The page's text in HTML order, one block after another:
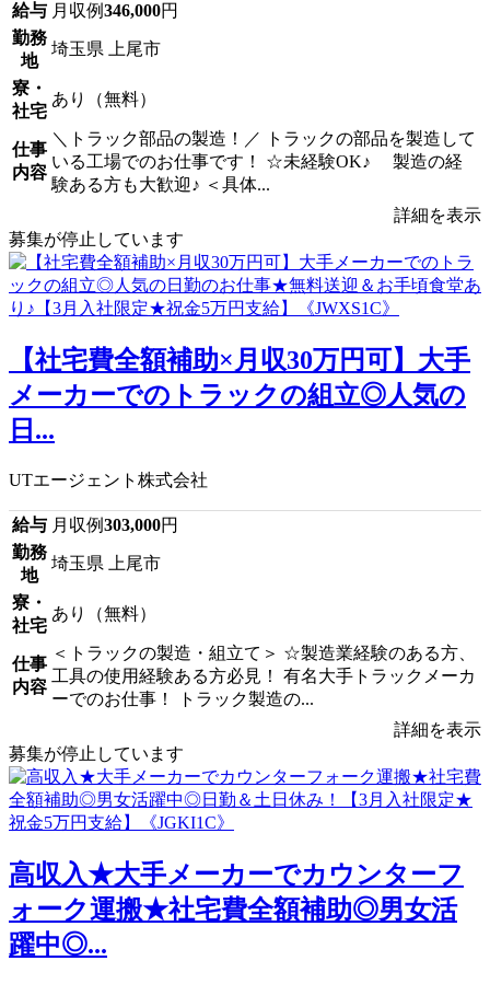
給与 月収例346,000円
勤務
地
埼玉県 上尾市
寮・
社宅
あり（無料）
仕事
内容
＼トラック部品の製造！／ トラックの部品を製造して
いる工場でのお仕事です！ ☆未経験OK♪ 製造の経
験ある方も大歓迎♪ ＜具体...
詳細を表示
募集が停止しています
【社宅費全額補助×月収30万円可】大手
メーカーでのトラックの組立◎人気の
日...
UTエージェント株式会社
給与 月収例303,000円
勤務
地
埼玉県 上尾市
寮・
社宅
あり（無料）
仕事
内容
＜トラックの製造・組立て＞ ☆製造業経験のある方、
工具の使用経験ある方必見！ 有名大手トラックメーカ
ーでのお仕事！ トラック製造の...
詳細を表示
募集が停止しています
高収入★大手メーカーでカウンターフ
ォーク運搬★社宅費全額補助◎男女活
躍中◎...